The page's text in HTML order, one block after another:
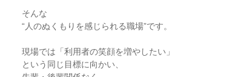
そんな
“人のぬくもりを感じられる職場”です。
現場では「利用者の笑顔を増やしたい」
という同じ目標に向かい、